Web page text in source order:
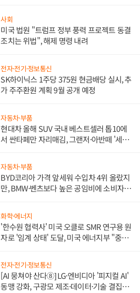
사회
미국 법원 "트럼프 정부 풍력 프로젝트 동결
조치는 위법", 해제 명령 내려
전자·전기·정보통신
SK하이닉스 1주당 375원 현금배당 실시, 추
가 주주환원 계획 9월 공개 예정
자동차·부품
현대차 올해 SUV 국내 베스트셀러 톱10에
서 싼타페만 자리매김, 그랜저·아반떼 '세단
자동차·부품
BYD코리아 가격 앞세워 수입차 4위 올랐지
만, BMW·벤츠보다 높은 공임비에 소비자
화학·에너지
'한수원 협력사' 미국 오클로 SMR 연구용 원
자로 '임계 상태' 도달, 미국 에너지부 "중요
전자·전기·정보통신
[AI 뭉쳐야 산다⑧] LG·엔비디아 '피지컬 AI'
동맹 강화, 구광모 제조·데이터·기술 결집